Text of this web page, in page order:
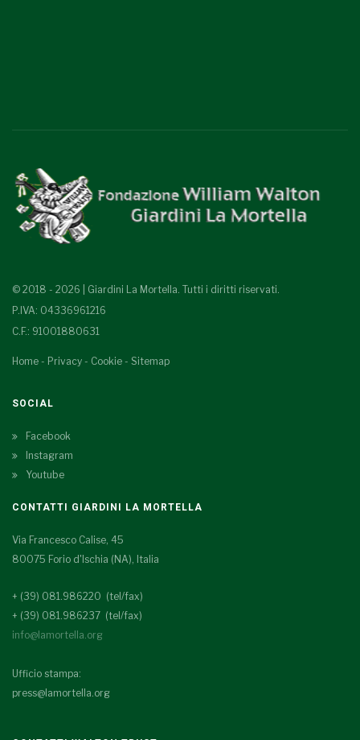
© 2018 - 2026 | Giardini La Mortella. Tutti i diritti riservati.
P.IVA: 04336961216
C.F.: 91001880631
Home - Privacy - Cookie - Sitemap
SOCIAL
Facebook
Instagram
Youtube
CONTATTI GIARDINI LA MORTELLA
Via Francesco Calise, 45
80075 Forio d'Ischia (NA), Italia
+ (39) 081.986220 (tel/fax)
+ (39) 081.986237 (tel/fax)
info@lamortella.org
Ufficio stampa:
press@lamortella.org